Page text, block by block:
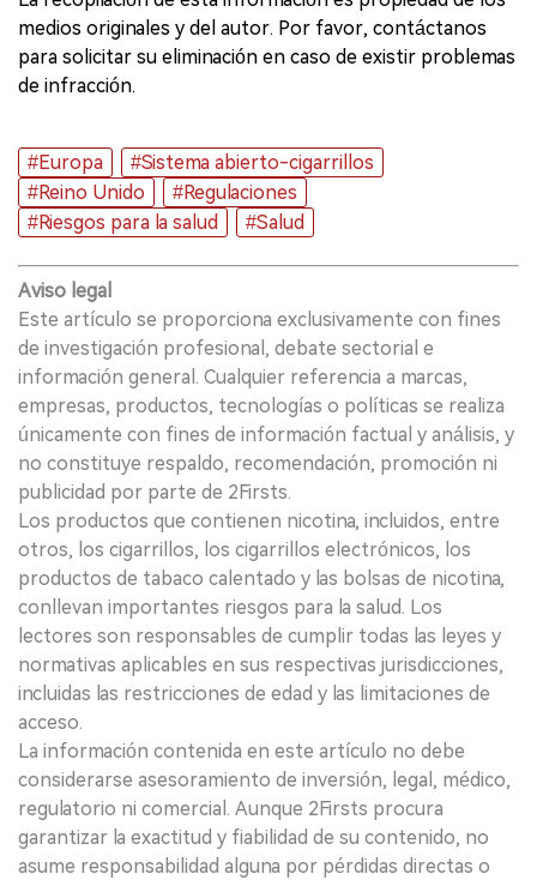
medios originales y del autor. Por favor, contáctanos
para solicitar su eliminación en caso de existir problemas
de infracción.
#Europa
#Sistema abierto-cigarrillos
#Reino Unido
#Regulaciones
#Riesgos para la salud
#Salud
Aviso legal
Este artículo se proporciona exclusivamente con fines
de investigación profesional, debate sectorial e
información general. Cualquier referencia a marcas,
empresas, productos, tecnologías o políticas se realiza
únicamente con fines de información factual y análisis, y
no constituye respaldo, recomendación, promoción ni
publicidad por parte de 2Firsts.
Los productos que contienen nicotina, incluidos, entre
otros, los cigarrillos, los cigarrillos electrónicos, los
productos de tabaco calentado y las bolsas de nicotina,
conllevan importantes riesgos para la salud. Los
lectores son responsables de cumplir todas las leyes y
normativas aplicables en sus respectivas jurisdicciones,
incluidas las restricciones de edad y las limitaciones de
acceso.
La información contenida en este artículo no debe
considerarse asesoramiento de inversión, legal, médico,
regulatorio ni comercial. Aunque 2Firsts procura
garantizar la exactitud y fiabilidad de su contenido, no
asume responsabilidad alguna por pérdidas directas o